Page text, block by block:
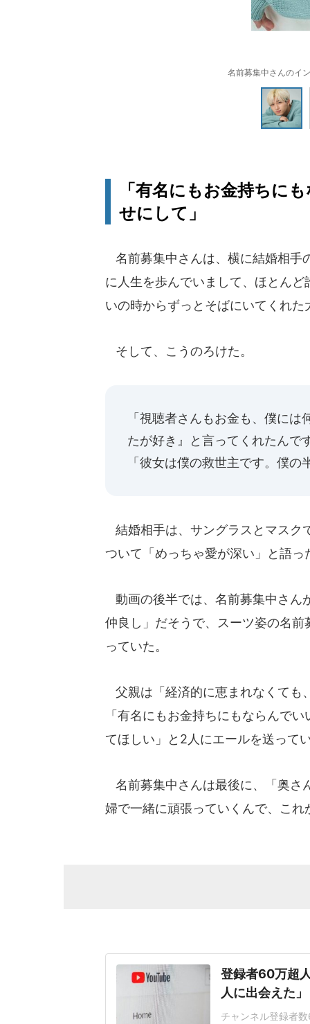
名前募集中さんのイ
「有名にもお金持ちに
せにして」
名前募集中さんは、横に結婚相手
に人生を歩んでいまして、ほとん
いの時からずっとそばにいてくれ
そして、こうのろけた。
「視聴者さんもお金も、僕に
たが好き』と言ってくれたんで
「彼女は僕の救世主です。僕の
結婚相手は、サングラスとマスク
ついて「めっちゃ愛が深い」と語っ
動画の後半では、名前募集中さん
仲良し」だそうで、スーツ姿の名
っていた。
父親は「経済的に恵まれなくても
「有名にもお金持ちにもならんで
てほしい」と2人にエールを送って
名前募集中さんは最後に、「奥さ
婦で一緒に頑張っていくんで、こ
登録者60万超
人に出会えた
チャンネル登録者